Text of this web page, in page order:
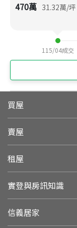
470萬 31.32萬/坪
115/04成交
買屋
賣屋
租屋
實登與房訊知識
信義居家